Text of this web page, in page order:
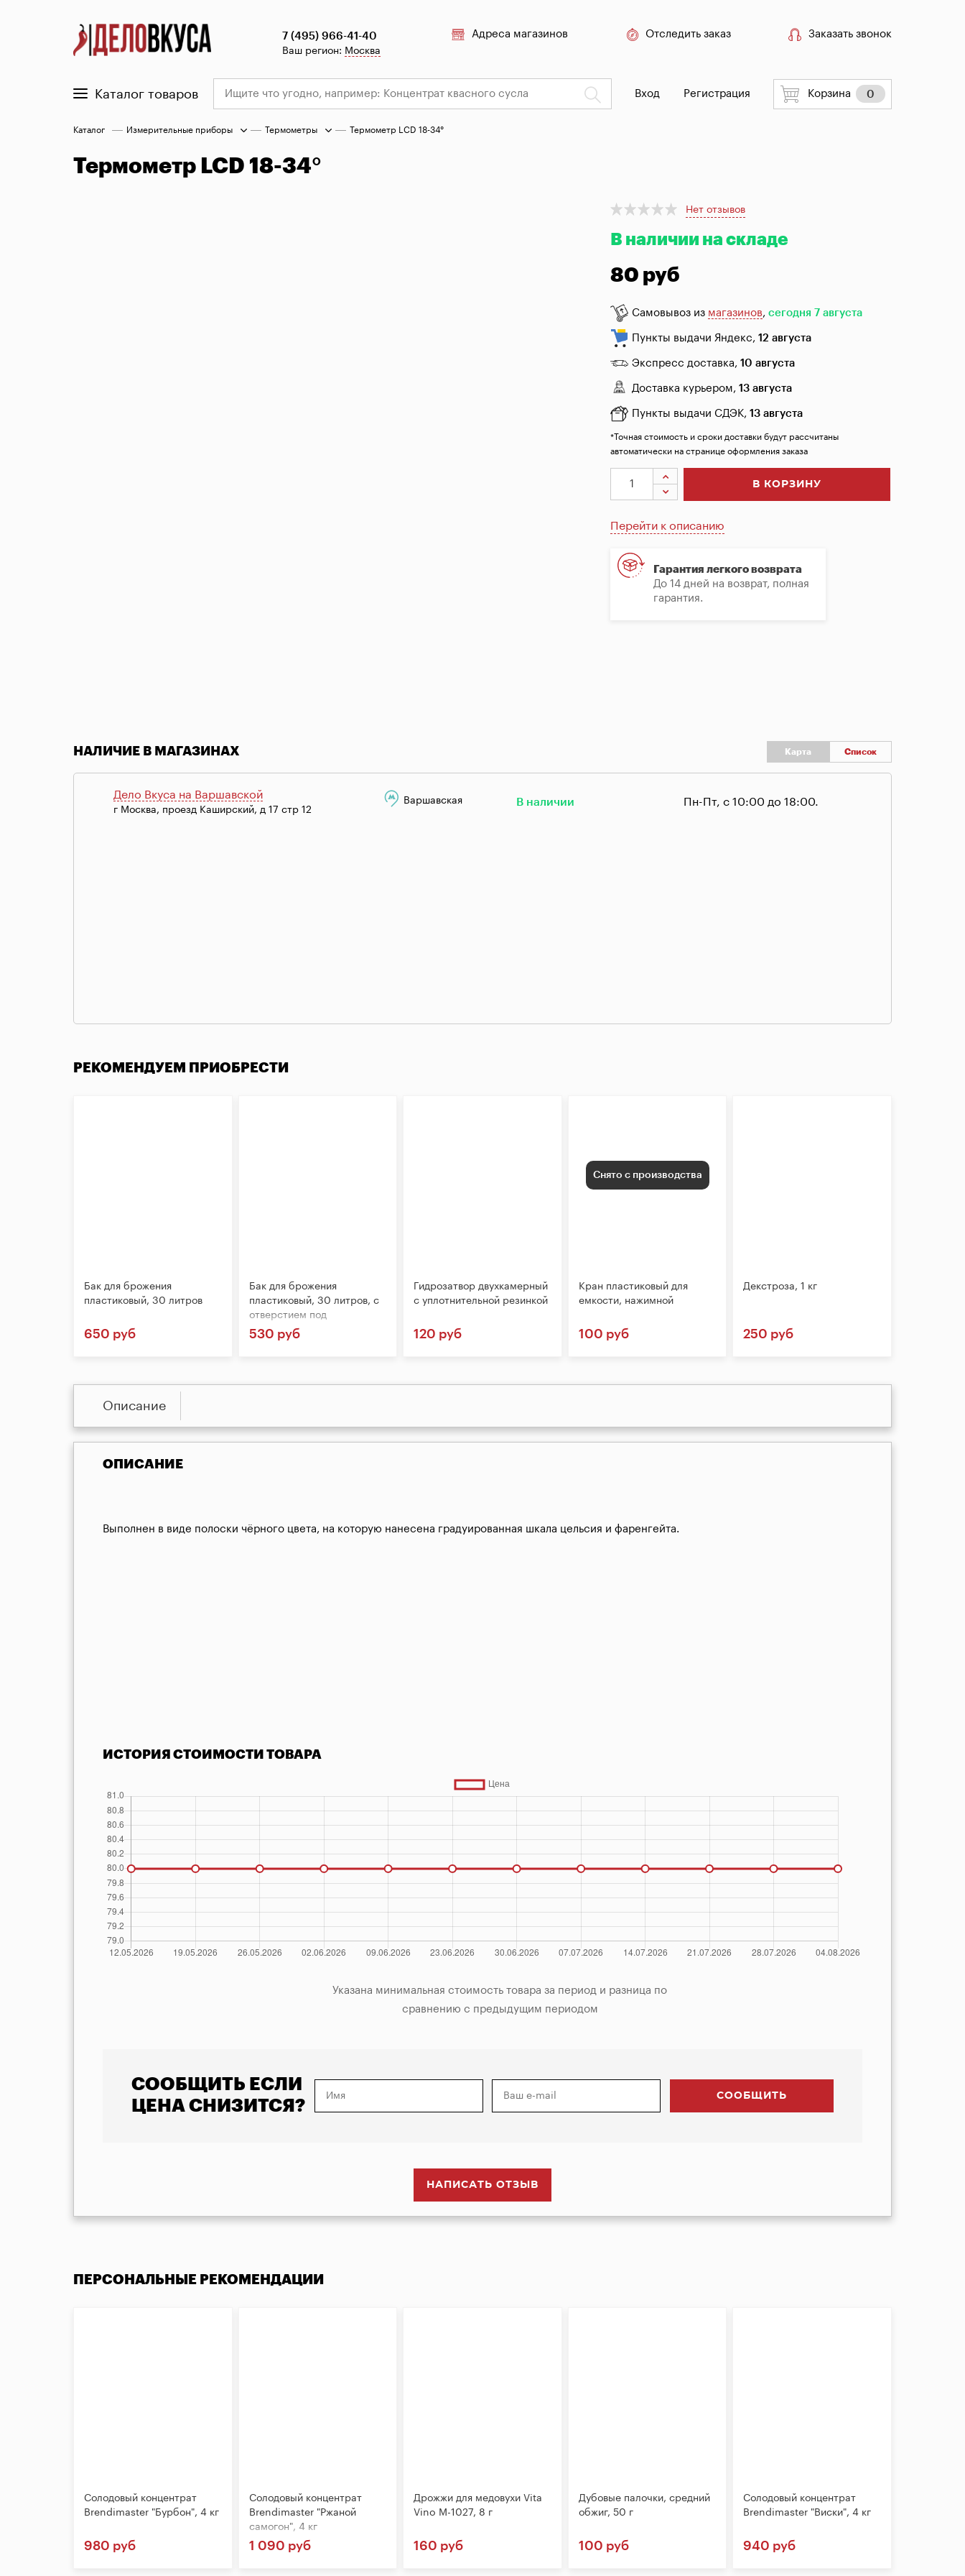
7 (495) 966-41-40
Ваш регион: Москва
Адреса магазинов Отследить заказ Заказать звонок
Каталог товаров Вход Регистрация Корзина 0
Каталог Измерительные приборы Термометры Термометр LCD 18-34°
Термометр LCD 18-34°
1
Нет отзывов
В наличии на складе
80 руб
Самовывоз из магазинов, сегодня 7 августа
Пункты выдачи Яндекс, 12 августа
Экспресс доставка, 10 августа
Доставка курьером, 13 августа
Пункты выдачи СДЭК, 13 августа
*Точная стоимость и сроки доставки будут рассчитаны
автоматически на странице оформления заказа
В КОРЗИНУ
Перейти к описанию
Гарантия легкого возврата
До 14 дней на возврат, полная
гарантия.
НАЛИЧИЕ В МАГАЗИНАХ Карта Список
Дело Вкуса на Варшавской
г Москва, проезд Каширский, д 17 стр 12
Варшавская В наличии Пн-Пт, с 10:00 до 18:00.
РЕКОМЕНДУЕМ ПРИОБРЕСТИ
Бак для брожения
пластиковый, 30 литров
650 руб
Бак для брожения
пластиковый, 30 литров, с
отверстием под
гидрозатвор
530 руб
Гидрозатвор двухкамерный
с уплотнительной резинкой
120 руб
Снято с производства
Кран пластиковый для
емкости, нажимной
100 руб
Декстроза, 1 кг
250 руб
Описание
ОПИСАНИЕ
Выполнен в виде полоски чёрного цвета, на которую нанесена градуированная шкала цельсия и фаренгейта.
ИСТОРИЯ СТОИМОСТИ ТОВАРА
СООБЩИТЬ ЕСЛИ
ЦЕНА СНИЗИТСЯ?
НАПИСАТЬ ОТЗЫВ
ПЕРСОНАЛЬНЫЕ РЕКОМЕНДАЦИИ
Солодовый концентрат
Brendimaster "Бурбон", 4 кг
980 руб
Солодовый концентрат
Brendimaster "Ржаной
самогон", 4 кг
1 090 руб
Дрожжи для медовухи Vita
Vino M-1027, 8 г
160 руб
Дубовые палочки, средний
обжиг, 50 г
100 руб
Солодовый концентрат
Brendimaster "Виски", 4 кг
940 руб